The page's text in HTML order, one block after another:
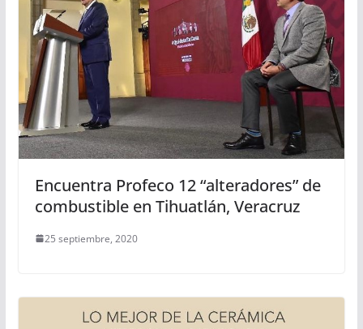
Encuentra Profeco 12 “alteradores” de
combustible en Tihuatlán, Veracruz
25 septiembre, 2020